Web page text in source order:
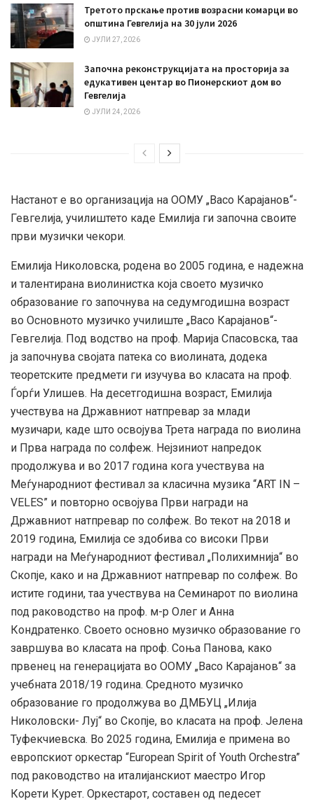
Третото прскање против возрасни комарци во
општина Гевгелија на 30 јули 2026
ЈУЛИ 27, 2026
Започна реконструкцијата на просторија за
едукативен центар во Пионерскиот дом во
Гевгелија
ЈУЛИ 24, 2026
Настанот е во организација на ООМУ „Васо Карајанов“-
Гевгелија, училиштето каде Емилија ги започна своите
први музички чекори.
Емилија Николовска, родена во 2005 година, е надежна
и талентирана виолинистка која своето музичко
образование го започнува на седумгодишна возраст
во Основното музичко училиште „Васо Карајанов“-
Гевгелија. Под водство на проф. Марија Спасовска, таа
ја започнува својата патека со виолината, додека
теоретските предмети ги изучува во класата на проф.
Ѓорѓи Улишев. На десетгодишна возраст, Емилија
учествува на Државниот натпревар за млади
музичари, каде што освојува Трета награда по виолина
и Прва награда по солфеж. Нејзиниот напредок
продолжува и во 2017 година кога учествува на
Меѓународниот фестивал за класична музика “ART IN –
VELES” и повторно освојува Први награди на
Државниот натпревар по солфеж. Во текот на 2018 и
2019 година, Емилија се здобива со високи Први
награди на Меѓународниот фестивал „Полихимнија“ во
Скопје, како и на Државниот натпревар по солфеж. Во
истите години, таа учествува на Семинарот по виолина
под раководство на проф. м-р Олег и Анна
Кондратенко. Своето основно музичко образование го
завршува во класата на проф. Соња Панова, како
првенец на генерацијата во ООМУ „Васо Карајанов“ за
учебната 2018/19 година. Средното музичко
образование го продолжува во ДМБУЦ „Илија
Николовски- Луј“ во Скопје, во класата на проф. Јелена
Туфекчиевска. Во 2025 година, Емилија е примена во
европскиот оркестар “European Spirit of Youth Orchestra”
под раководство на италијанскиот маестро Игор
Корети Курет. Оркестарот, составен од педесет